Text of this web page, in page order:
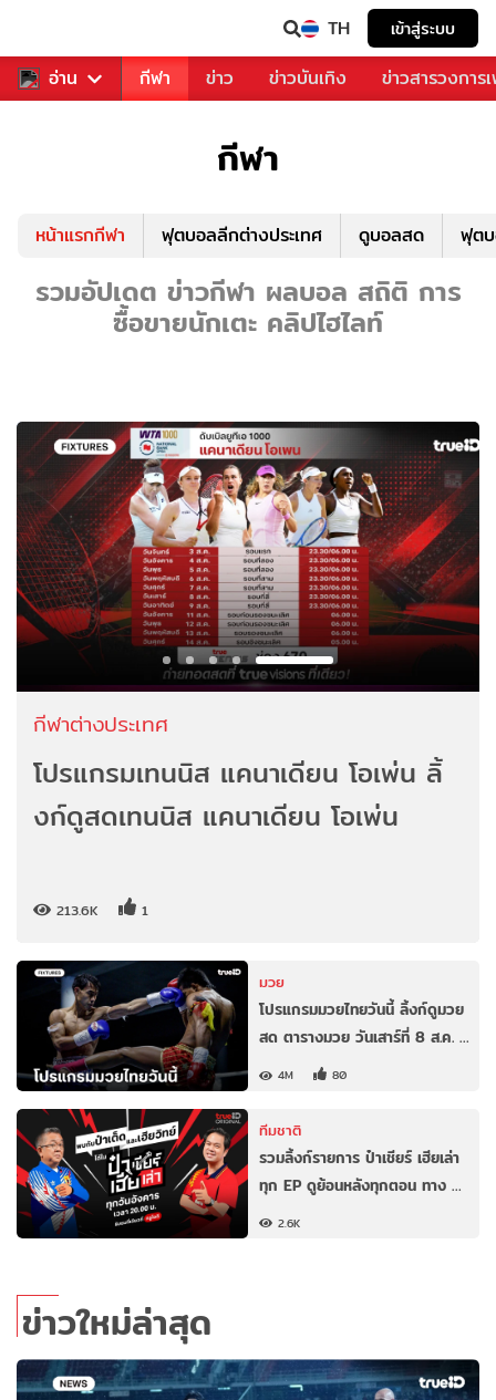
TH เข้าสู่ระบบ
อ่าน
สำหรับคุณ กีฬา ข่าว ข่าวบันเทิง ข่าวสารวงการ
กีฬา
หน้าแรกกีฬา ฟุตบอลลีกต่างประเทศ ดูบอลสด ฟุต
รวมอัปเดต ข่าวกีฬา ผลบอล สถิติ การ
ซื้อขายนักเตะ คลิปไฮไลท์
กีฬาต่างประเทศ
โปรแกรมเทนนิส แคนาเดียน โอเพ่น ลิ้
งก์ดูสดเทนนิส แคนาเดียน โอเพ่น
213.6K 1
มวย
โปรแกรมมวยไทยวันนี้ ลิ้งก์ดูมวย
สด ตารางมวย วันเสาร์ที่ 8 ส.ค. …
4M 80
ทีมชาติ
รวมลิ้งก์รายการ ป๋าเชียร์ เฮียเล่า
ทุก EP ดูย้อนหลังทุกตอน ทาง …
2.6K
ข่าวใหม่ล่าสุด